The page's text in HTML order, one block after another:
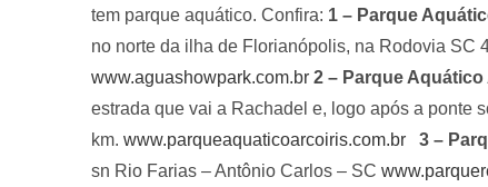
tem parque aquático. Confira: 1 – Parque
no norte da ilha de Florianópolis, na Rodovia SC
www.aguashowpark.com.br 2 – Parque
estrada que vai a Rachadel e, logo após a ponte
km. www.parqueaquaticoarcoiris.com.br 3 –
sn Rio Farias – Antônio Carlos – SC